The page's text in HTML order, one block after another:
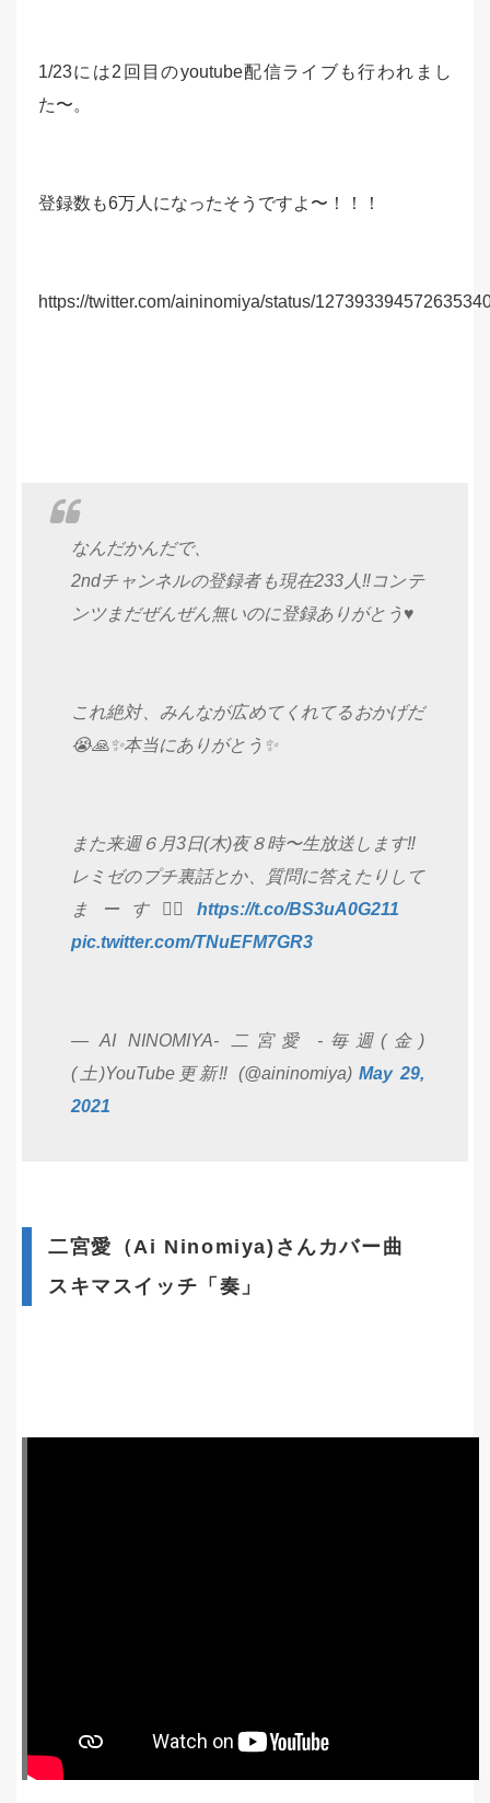
1/23には2回目のyoutube配信ライブも行われまし
た〜。
登録数も6万人になったそうですよ〜！！！
https://twitter.com/aininomiya/status/
なんだかんだで、
2ndチャンネルの登録者も現在233人‼️コンテ
ンツまだぜんぜん無いのに登録ありがとう♥️
これ絶対、みんなが広めてくれてるおかげだ
😭🙏✨本当にありがとう✨
また来週６月3日(木)夜８時〜生放送します‼️
レミゼのプチ裏話とか、質問に答えたりして
まーす🙋‍♀️ https://t.co/BS3uA0G211
pic.twitter.com/TNuEFM7GR3
— AI NINOMIYA- 二宮愛 -毎週(金)
(土)YouTube更新‼️ (@aininomiya)May 29,
2021
二宮愛（Ai Ninomiya)さんカバー曲
スキマスイッチ「奏」